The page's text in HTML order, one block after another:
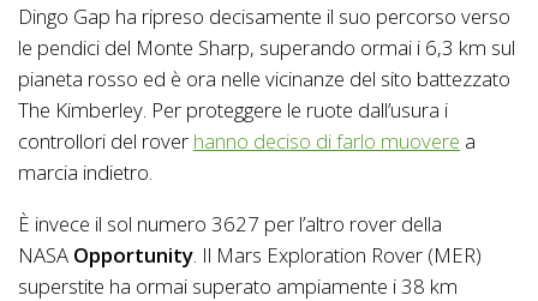
Dingo Gap ha ripreso decisamente il suo percorso verso
le pendici del Monte Sharp, superando ormai i 6,3 km sul
pianeta rosso ed è ora nelle vicinanze del sito battezzato
The Kimberley. Per proteggere le ruote dall’usura i
controllori del rover hanno deciso di farlo muovere a
marcia indietro.
È invece il sol numero 3627 per l’altro rover della
NASA Opportunity . Il Mars Exploration Rover (MER)
superstite ha ormai superato ampiamente i 38 km